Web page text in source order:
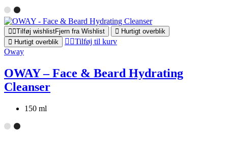
Tilføj wishlistFjern fra Wishlist
Hurtigt overblik
Hurtigt overblik
Tilføj til kurv
Oway
OWAY – Face & Beard Hydrating
Cleanser
150 ml